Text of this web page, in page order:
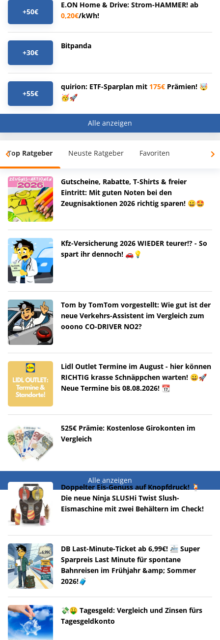
+50€
E.ON Home & Drive: Strom-HAMMER! ab
0,20€/kWh!
+30€
Bitpanda
+55€
quirion: ETF-Sparplan mit 175€ Prämien! 🤯
🥳🚀
Alle anzeigen
Top Ratgeber Neuste Ratgeber Favoriten
Gutscheine, Rabatte, T-Shirts & freier
Eintritt: Mit guten Noten bei den
Zeugnisaktionen 2026 richtig sparen! 😀🤩
Kfz-Versicherung 2026 WIEDER teurer!? - So
spart ihr dennoch! 🚗💡
Tom by TomTom vorgestellt: Wie gut ist der
neue Verkehrs-Assistent im Vergleich zum
ooono CO-DRIVER NO2?
Lidl Outlet Termine im August - hier können
RICHTIG krasse Schnäppchen warten! 😀🚀
Neue Termine bis 08.08.2026! 📆
525€ Prämie: Kostenlose Girokonten im
Vergleich
Alle anzeigen
Doppelter Eis-Genuss auf Knopfdruck! 🍹
Die neue Ninja SLUSHi Twist Slush-
Eismaschine mit zwei Behältern im Check!
DB Last-Minute-Ticket ab 6,99€! 🚈 Super
Sparpreis Last Minute für spontane
Bahnreisen im Frühjahr &amp; Sommer
2026!🧳
💸🤑 Tagesgeld: Vergleich und Zinsen fürs
Tagesgeldkonto